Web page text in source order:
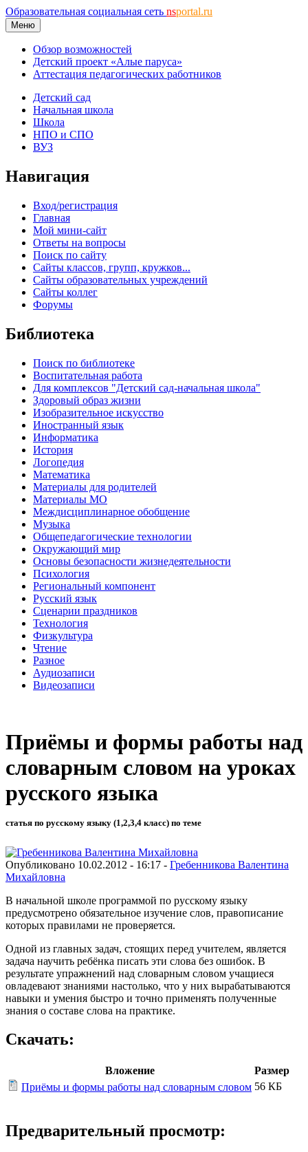
Образовательная социальная сеть nsportal.ru
Меню
Обзор возможностей
Детский проект «Алые паруса»
Аттестация педагогических работников
Детский сад
Начальная школа
Школа
НПО и СПО
ВУЗ
Навигация
Вход/регистрация
Главная
Мой мини-сайт
Ответы на вопросы
Поиск по сайту
Сайты классов, групп, кружков...
Сайты образовательных учреждений
Сайты коллег
Форумы
Библиотека
Поиск по библиотеке
Воспитательная работа
Для комплексов "Детский сад-начальная школа"
Здоровый образ жизни
Изобразительное искусство
Иностранный язык
Информатика
История
Логопедия
Математика
Материалы для родителей
Материалы МО
Междисциплинарное обобщение
Музыка
Общепедагогические технологии
Окружающий мир
Основы безопасности жизнедеятельности
Психология
Региональный компонент
Русский язык
Сценарии праздников
Технология
Физкультура
Чтение
Разное
Аудиозаписи
Видеозаписи
Приёмы и формы работы над
словарным словом на уроках
русского языка
статья по русскому языку (1,2,3,4 класс) по теме
Опубликовано 10.02.2012 - 16:17 - Гребенникова Валентина
Михайловна
В начальной школе программой по русскому языку
предусмотрено обязательное изучение слов, правописание
которых правилами не проверяется.
Одной из главных задач, стоящих перед учителем, является
задача научить ребёнка писать эти слова без ошибок. В
результате упражнений над словарным словом учащиеся
овладевают знаниями настолько, что у них вырабатываются
навыки и умения быстро и точно применять полученные
знания о составе слова на практике.
Скачать:
Вложение
Размер
Приёмы и формы работы над словарным словом 56 КБ
Предварительный просмотр: